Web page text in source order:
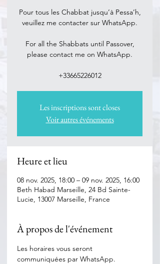
Pour tous les Chabbat jusqu’à Pessa’h,
veuillez me contacter sur WhatsApp.
For all the Shabbats until Passover,
please contact me on WhatsApp.
+33665226012
Les inscriptions sont closes
Voir autres événements
Heure et lieu
08 nov. 2025, 18:00 – 09 nov. 2025, 16:00
Beth Habad Marseille, 24 Bd Sainte-
Lucie, 13007 Marseille, France
À propos de l'événement
Les horaires vous seront
communiquées par WhatsApp.